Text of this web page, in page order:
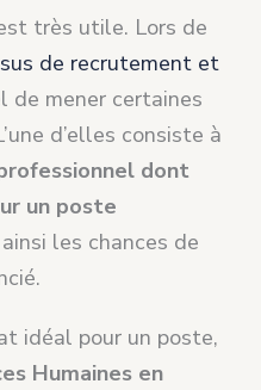
très utile. Lors de
de recrutement et
de mener certaines
d’elles consiste à
dont
un poste
les chances de
idéal pour un poste,
Humaines en